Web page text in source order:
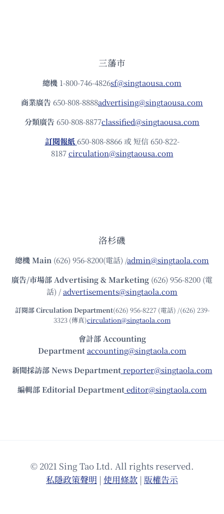
三藩市
總機 1-800-746-4826sf@singtaousa.com
商業廣告 650-808-8888advertising@singtaousa.com
分類廣告 650-808-8877classified@singtaousa.com
訂閱報紙 650-808-8866 或 短信 650-822-
8187circulation@singtaousa.com
洛杉磯
總機Main (626) 956-8200(電話) /admin@singtaola.com
廣告/市場部Advertising & Marketing (626) 956-8200 (電
話) /advertisements@singtaola.com
訂閱部 Circulation Department(626) 956-8227 (電話) /(626) 239-
3323 (傳真)circulation@singtaola.com
會計部 Accounting
Department accounting@singtaola.com
新聞採訪部 News Department reporter@singtaola.com
編輯部 Editorial Department editor@singtaola.com
© 2021 Sing Tao Ltd. All rights reserved.
私隱政策聲明 | 使⽤條款 | 版權告⽰